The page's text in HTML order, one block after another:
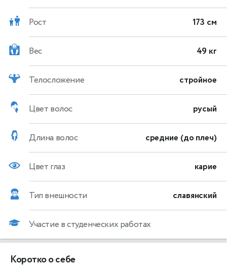
Рост 173 см
Вес 49 кг
Телосложение стройное
Цвет волос русый
Длина волос средние (до плеч)
Цвет глаз карие
Тип внешности славянский
Участие в студенческих работах
Коротко о себе